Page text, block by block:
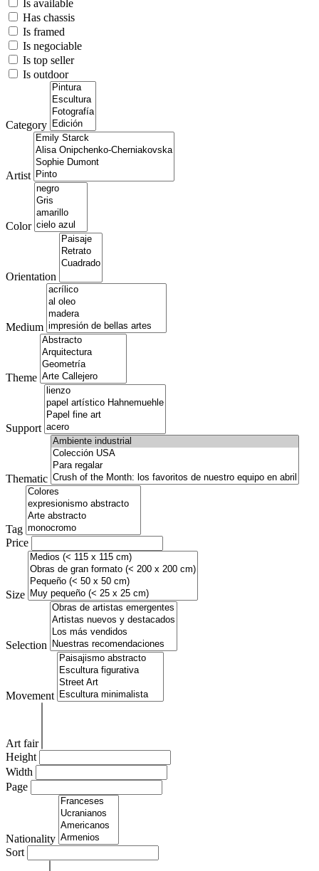
Is available
Has chassis
Is framed
Is negociable
Is top seller
Is outdoor
Category
Artist
Color
Orientation
Medium
Theme
Support
Thematic
Tag
Price
Size
Selection
Movement
Art fair
Height
Width
Page
Nationality
Sort